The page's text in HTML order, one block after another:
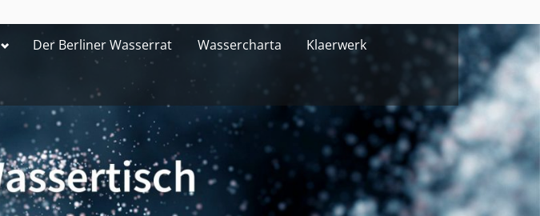
ToggleDer Berliner Wasserrat Wassercharta Klaerwerk